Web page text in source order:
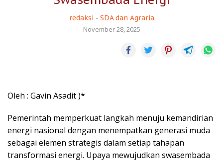
redaksi - SDA dan Agraria
November 28, 2025
Oleh : Gavin Asadit )*
Pemerintah memperkuat langkah menuju kemandirian
energi nasional dengan menempatkan generasi muda
sebagai elemen strategis dalam setiap tahapan
transformasi energi. Upaya mewujudkan swasembada